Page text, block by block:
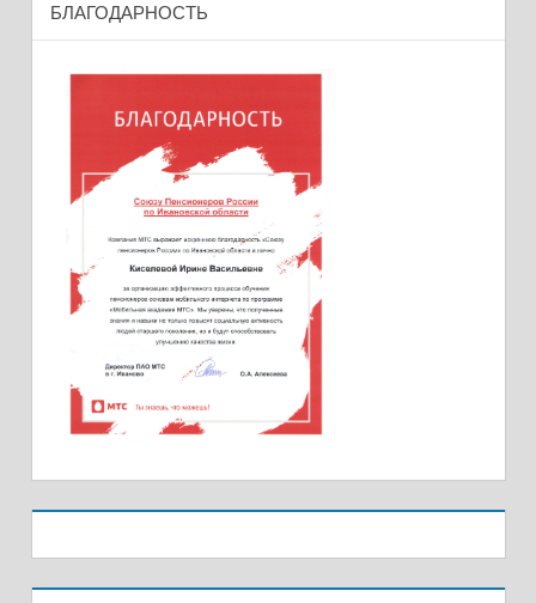
БЛАГОДАРНОСТЬ